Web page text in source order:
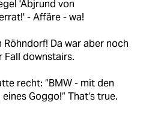
'Abjrund von
- Affäre - wa!
Röhndorf! Da war aber noch
Fall downstairs.
recht: “BMW - mit den
Goggo!“ That‘s true.